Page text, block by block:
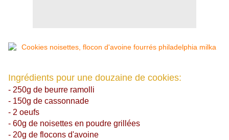
Ingrédients pour une douzaine de cookies:
- 250g de beurre ramolli
- 150g de cassonnade
- 2 oeufs
- 60g de noisettes en poudre grillées
- 20g de flocons d'avoine